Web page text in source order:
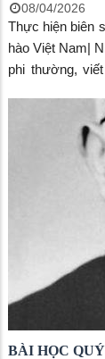
08/04/2026
Thực hiện biên soạn: Trường
hào Việt Nam|
phi thường,
BÀI HỌC